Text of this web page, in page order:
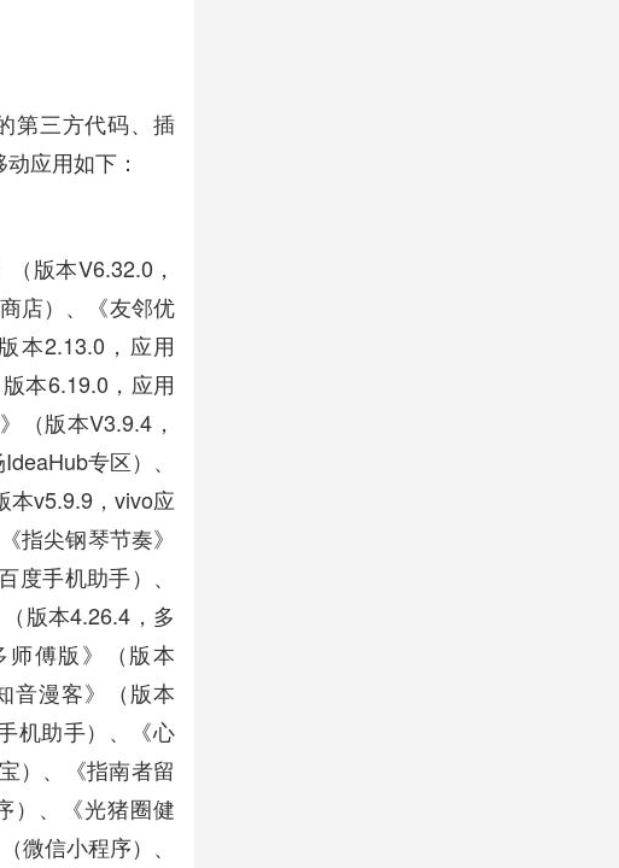
第三方代码、插
应用如下：
版本V6.32.0，
店）、《友邻优
本2.13.0，应用
本6.19.0，应用
（版本V3.9.4，
专区）、
本v5.9.9，vivo应
指尖钢琴节奏》
度手机助手）、
版本4.26.4，多
傅版》（版本
音漫客》（版本
机助手）、《心
）、《指南者留
）、《光猪圈健
微信小程序）、